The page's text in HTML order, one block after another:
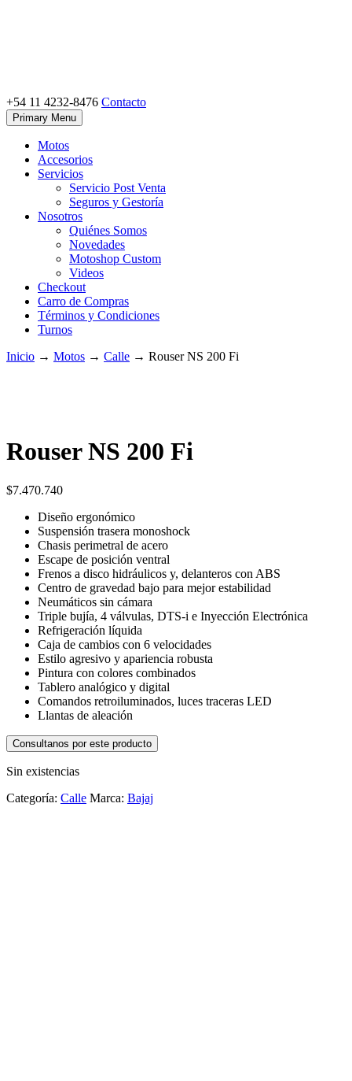
Motoshop Ezeiza
Motos y Accesorios
+54 11 4232-8476 Contacto
Primary Menu
Motos
Accesorios
Servicios
Servicio Post Venta
Seguros y Gestoría
Nosotros
Quiénes Somos
Novedades
Motoshop Custom
Videos
Checkout
Carro de Compras
Términos y Condiciones
Turnos
Inicio → Motos → Calle → Rouser NS 200 Fi
Rouser NS 200 Fi
$7.470.740
Diseño ergonómico
Suspensión trasera monoshock
Chasis perimetral de acero
Escape de posición ventral
Frenos a disco hidráulicos y, delanteros con ABS
Centro de gravedad bajo para mejor estabilidad
Neumáticos sin cámara
Triple bujía, 4 válvulas, DTS-i e Inyección Electrónica
Refrigeración líquida
Caja de cambios con 6 velocidades
Estilo agresivo y apariencia robusta
Pintura con colores combinados
Tablero analógico y digital
Comandos retroiluminados, luces traceras LED
Llantas de aleación
Consultanos por este producto
Sin existencias
Categoría: Calle Marca: Bajaj